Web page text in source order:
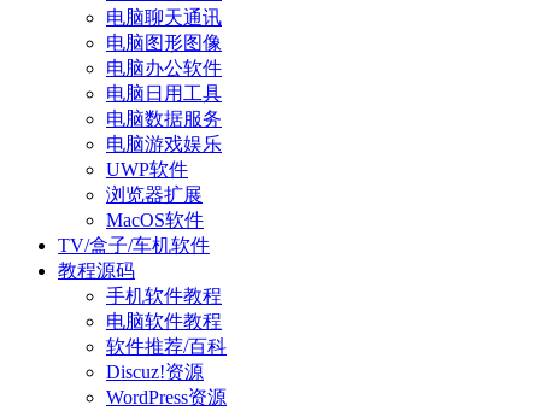
电脑聊天通讯
电脑图形图像
电脑办公软件
电脑日用工具
电脑数据服务
电脑游戏娱乐
UWP软件
浏览器扩展
MacOS软件
TV/盒子/车机软件
教程源码
手机软件教程
电脑软件教程
软件推荐/百科
Discuz!资源
WordPress资源